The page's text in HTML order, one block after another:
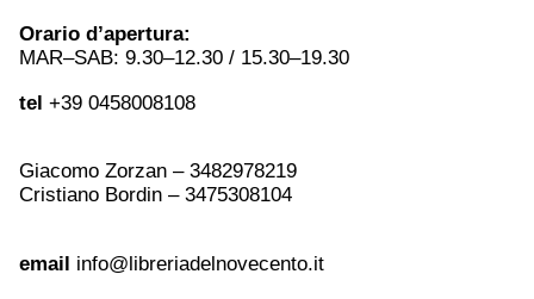
Orario d’apertura:
MAR–SAB: 9.30–12.30 / 15.30–19.30
tel +39 0458008108
Giacomo Zorzan – 3482978219
Cristiano Bordin – 3475308104
email info@libreriadelnovecento.it